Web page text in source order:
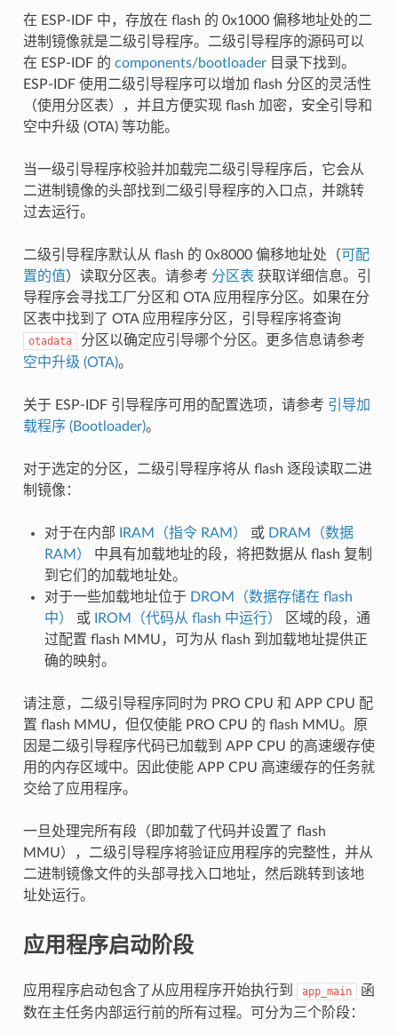
在 ESP-IDF 中，存放在 flash 的 0x1000 偏移地址处的二
进制镜像就是二级引导程序。二级引导程序的源码可以
在 ESP-IDF 的 components/bootloader目录下找到。
ESP-IDF 使用二级引导程序可以增加 flash 分区的灵活性
（使用分区表），并且方便实现 flash 加密，安全引导和
空中升级 (OTA) 等功能。
当一级引导程序校验并加载完二级引导程序后，它会从
二进制镜像的头部找到二级引导程序的入口点，并跳转
过去运行。
二级引导程序默认从 flash 的 0x8000 偏移地址处（ 可配
置的值 ）读取分区表。请参考 分区表 获取详细信息。引
导程序会寻找工厂分区和 OTA 应用程序分区。如果在分
区表中找到了 OTA 应用程序分区，引导程序将查询
otadata
分区以确定应引导哪个分区。更多信息请参考
空中升级 (OTA)。
关于 ESP-IDF 引导程序可用的配置选项，请参考 引导加
载程序 (Bootloader)。
对于选定的分区，二级引导程序将从 flash 逐段读取二进
制镜像：
对于在内部 IRAM（指令 RAM） 或 DRAM（数据
RAM）
中具有加载地址的段，将把数据从 flash 复制
到它们的加载地址处。
对于一些加载地址位于 DROM（数据存储在 flash
中）
或 IROM（代码从 flash 中运行）
区域的段，通
过配置 flash MMU，可为从 flash 到加载地址提供正
确的映射。
请注意，二级引导程序同时为 PRO CPU 和 APP CPU 配
置 flash MMU，但仅使能 PRO CPU 的 flash MMU。原
因是二级引导程序代码已加载到 APP CPU 的高速缓存使
用的内存区域中。因此使能 APP CPU 高速缓存的任务就
交给了应用程序。
一旦处理完所有段（即加载了代码并设置了 flash
MMU），二级引导程序将验证应用程序的完整性，并从
二进制镜像文件的头部寻找入口地址，然后跳转到该地
址处运行。
应用程序启动阶段
应用程序启动包含了从应用程序开始执行到 app_main
函
数在主任务内部运行前的所有过程。可分为三个阶段：